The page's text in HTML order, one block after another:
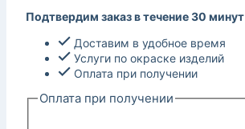
Подтвердим заказ в течение 30 минут
Доставим в удобное время
Услуги по окраске изделий
Оплата при получении
Оплата при получении